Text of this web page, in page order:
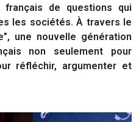
de questions qui
les sociétés. À travers le
une nouvelle génération
non seulement pour
réfléchir, argumenter et